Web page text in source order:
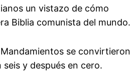
un vistazo de cómo
Biblia comunista del mundo.
se convirtieron
seis y después en cero.